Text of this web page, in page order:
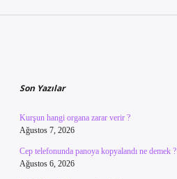
Son Yazılar
Kurşun hangi organa zarar verir ?
Ağustos 7, 2026
Cep telefonunda panoya kopyalandı ne demek ?
Ağustos 6, 2026